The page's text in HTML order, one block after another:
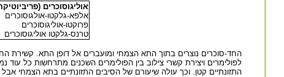
אוליגוסוכרים
אלפא-גלקטו-אולגוסוכרים
פרוקטו-אוליגוסוכרים
טרנס-גלקטו אוליגוסוכרים
החד-סוכרים נוצרים בתוך התא הצמחי ומועברים אל דופן התא. קשירת
לפולימרים ויצירת קשרי צילוב בין הפולימרים השכנים מתרחשות כל
התזונתיים קטן. וכך עולה שיעורם של הסיבים התזונתיים בתא הצמחי